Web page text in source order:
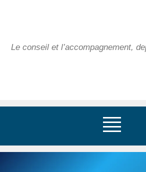
Le conseil et l’accompagnement,